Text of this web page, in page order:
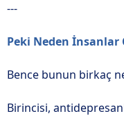
---
Peki Neden İnsanlar
Bence bunun birkaç
Birincisi,